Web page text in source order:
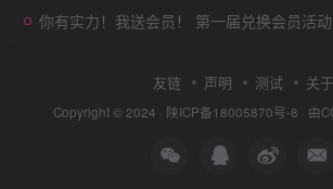
你有实力！我送会员！ 第一届兑换会员活
友链 声明 测试 关于
Copyright © 2024 · 陕ICP备18005870号-8 · 由